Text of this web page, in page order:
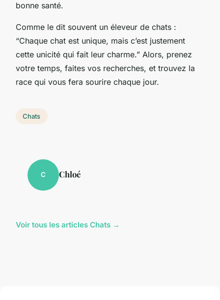
bonne santé.
Comme le dit souvent un éleveur de chats :
“Chaque chat est unique, mais c’est justement
cette unicité qui fait leur charme.” Alors, prenez
votre temps, faites vos recherches, et trouvez la
race qui vous fera sourire chaque jour.
Chats
C Chloé
Voir tous les articles Chats →